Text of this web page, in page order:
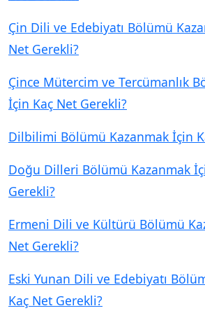
Çin Dili ve Edebiyatı Bölümü
Net Gerekli?
Çince Mütercim ve Tercümanlık
İçin Kaç Net Gerekli?
Dilbilimi Bölümü Kazanmak İçin
Doğu Dilleri Bölümü Kazanmak
Gerekli?
Ermeni Dili ve Kültürü Bölümü
Net Gerekli?
Eski Yunan Dili ve Edebiyatı
Kaç Net Gerekli?